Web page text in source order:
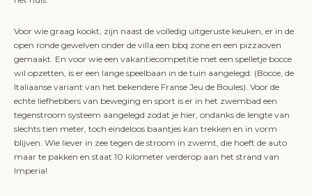
Voor wie graag kookt, zijn naast de volledig uitgeruste keuken, er in de
open ronde gewelven onder de villa een bbq zone en een pizzaoven
gemaakt. En voor wie een vakantiecompetitie met een spelletje bocce
wil opzetten, is er een lange speelbaan in de tuin aangelegd. (Bocce, de
Italiaanse variant van het bekendere Franse Jeu de Boules). Voor de
echte liefhebbers van beweging en sport is er in het zwembad een
tegenstroom systeem aangelegd zodat je hier, ondanks de lengte van
slechts tien meter, toch eindeloos baantjes kan trekken en in vorm
blijven. Wie liever in zee tegen de stroom in zwemt, die hoeft de auto
maar te pakken en staat 10 kilometer verderop aan het strand van
Imperia!